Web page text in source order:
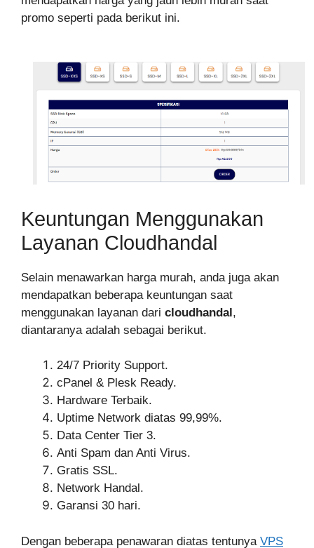
promo seperti pada berikut ini.
Keuntungan Menggunakan
Layanan Cloudhandal
Selain menawarkan harga murah, anda juga akan
mendapatkan beberapa keuntungan saat
menggunakan layanan dari cloudhandal,
diantaranya adalah sebagai berikut.
24/7 Priority Support.
cPanel & Plesk Ready.
Hardware Terbaik.
Uptime Network diatas 99,99%.
Data Center Tier 3.
Anti Spam dan Anti Virus.
Gratis SSL.
Network Handal.
Garansi 30 hari.
Dengan beberapa penawaran diatas tentunya VPS